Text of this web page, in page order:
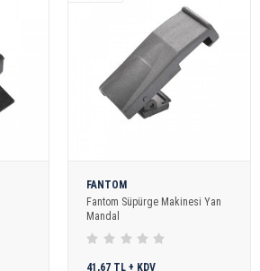
FANTOM
Fantom Süpürge Makinesi Yan
Mandal
41,67 TL + KDV